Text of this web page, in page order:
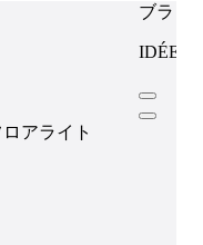
アライト
ブラン
IDÉE